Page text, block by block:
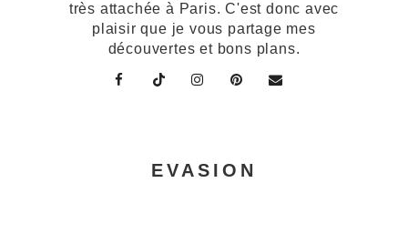
très attachée à Paris. C'est donc avec
plaisir que je vous partage mes
découvertes et bons plans.
EVASION